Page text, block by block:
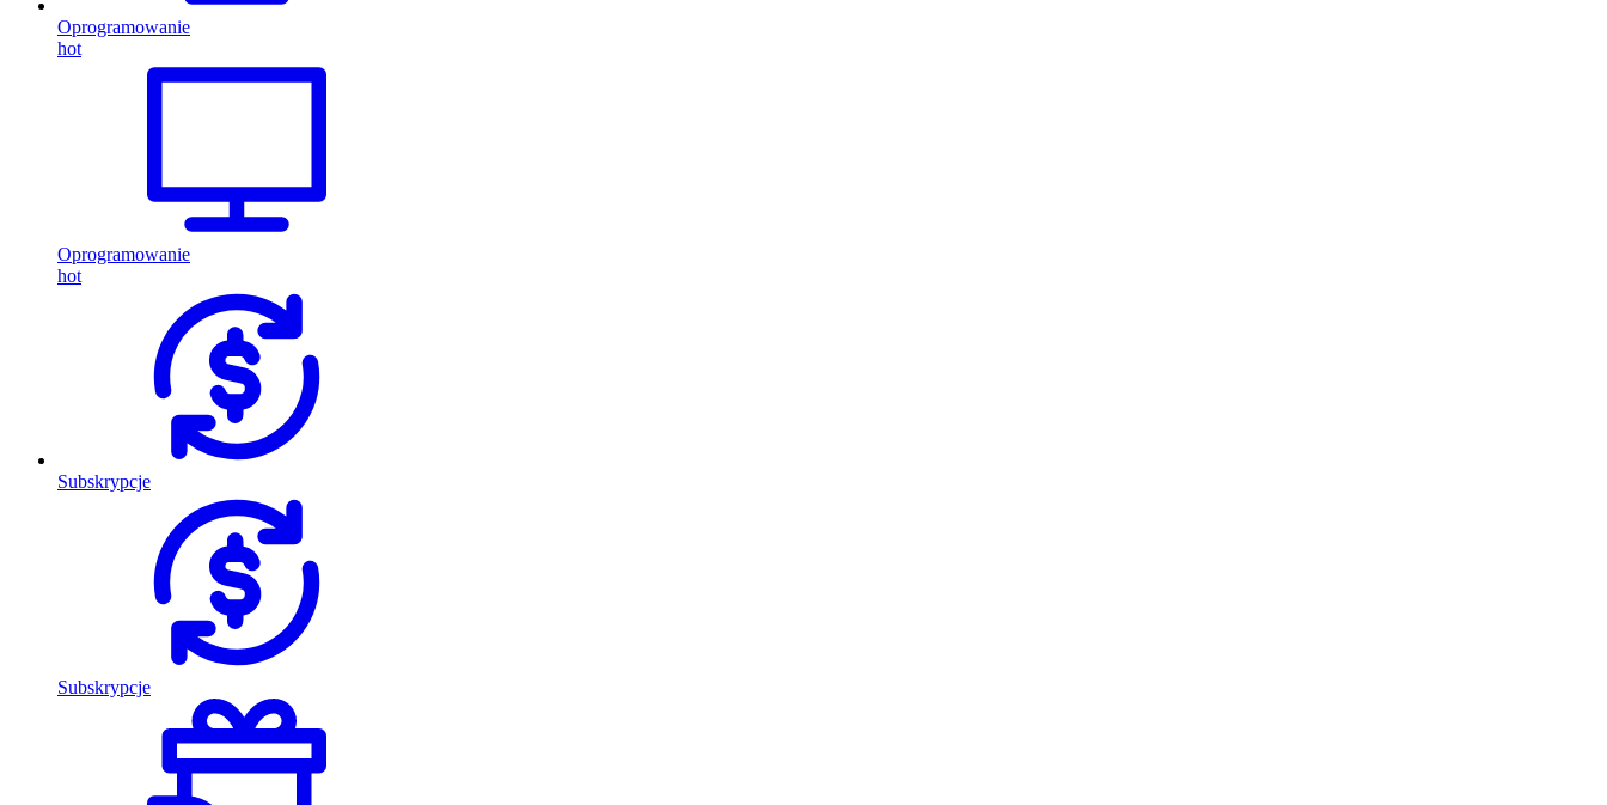
Oprogramowanie
hot
Oprogramowanie
hot
Subskrypcje
Subskrypcje